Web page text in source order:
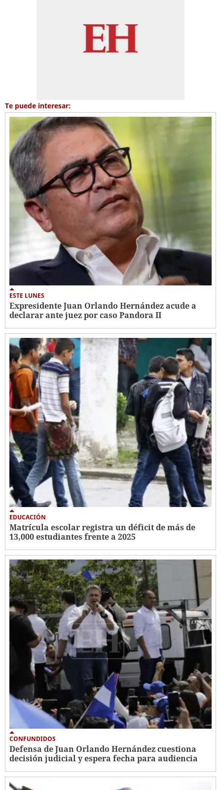
Te puede interesar:
ESTE LUNES
Expresidente Juan Orlando Hernández acude a
declarar ante juez por caso Pandora II
EDUCACIÓN
Matrícula escolar registra un déficit de más de
13,000 estudiantes frente a 2025
CONFUNDIDOS
Defensa de Juan Orlando Hernández cuestiona
decisión judicial y espera fecha para audiencia